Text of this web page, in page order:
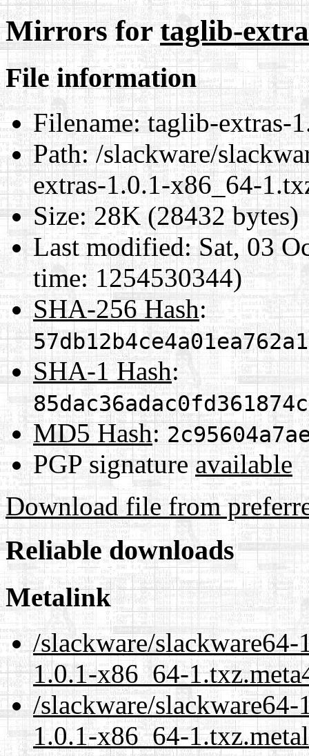
Mirrors fortaglib-
File information
Filename:taglib-extras-
Path:/slackware/
extras-1.0.1-x86_64-
Size:28K (28432 bytes)
Last modified:Sat, 03
time: 1254530344)
SHA-256 Hash:
SHA-1 Hash:
MD5 Hash:
PGP signature available
Download file from
Reliable downloads
Metalink
/slackware/
1.0.1-x86_64-
/slackware/
1.0.1-x86_64-